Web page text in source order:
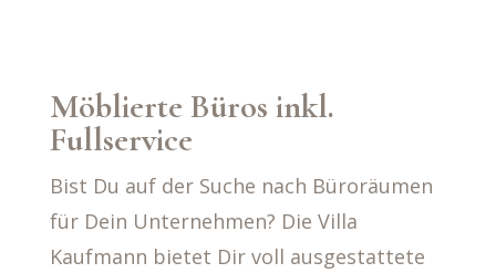
Möblierte Büros inkl.
Fullservice
Bist Du auf der Suche nach Büroräumen
für Dein Unternehmen? Die Villa
Kaufmann bietet Dir voll ausgestattete